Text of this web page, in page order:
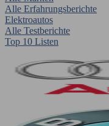
Alle Erfahrungsberichte
Elektroautos
Alle Testberichte
Top 10 Listen